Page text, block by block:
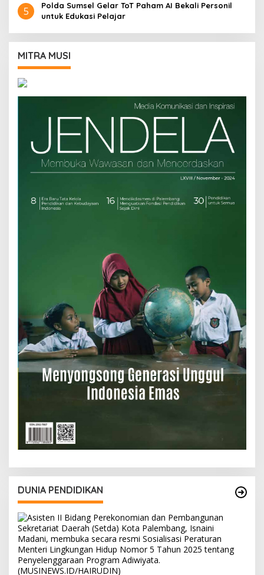
5
Polda Sumsel Gelar ToT Paham AI Bekali Personil
untuk Edukasi Pelajar
MITRA MUSI
DUNIA PENDIDIKAN